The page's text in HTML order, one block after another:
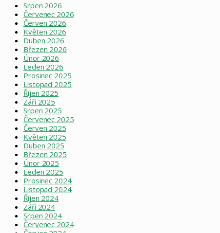
Srpen 2026
Červenec 2026
Červen 2026
Květen 2026
Duben 2026
Březen 2026
Únor 2026
Leden 2026
Prosinec 2025
Listopad 2025
Říjen 2025
Září 2025
Srpen 2025
Červenec 2025
Červen 2025
Květen 2025
Duben 2025
Březen 2025
Únor 2025
Leden 2025
Prosinec 2024
Listopad 2024
Říjen 2024
Září 2024
Srpen 2024
Červenec 2024